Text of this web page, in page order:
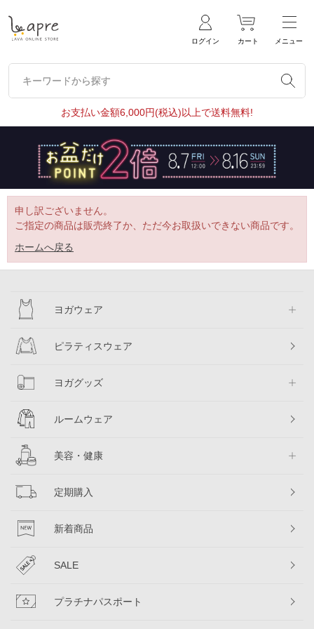
ログイン カート メニュー
キーワードから探す
キーワードから探す
お支払い金額6,000円(税込)以上で送料無料!
申し訳ございません。
ご指定の商品は販売終了か、ただ今お取扱いできない商品です。
ホームへ戻る
ヨガウェア
ピラティスウェア
ヨガグッズ
ルームウェア
美容・健康
定期購入
新着商品
SALE
プラチナパスポート